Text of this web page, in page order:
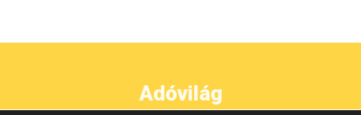
Adóvilág